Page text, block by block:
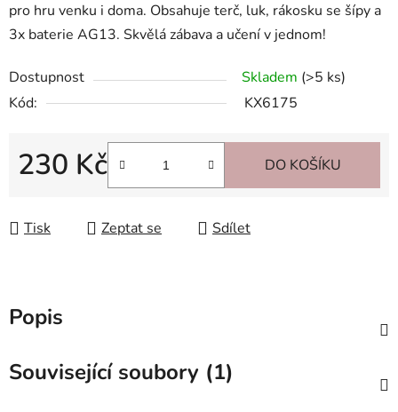
pro hru venku i doma. Obsahuje terč, luk, rákosku se šípy a
3x baterie AG13. Skvělá zábava a učení v jednom!
Dostupnost Skladem (>5 ks)
Kód:
KX6175
230 Kč DO KOŠÍKU
Tisk Zeptat se Sdílet
Popis
Související soubory (1)